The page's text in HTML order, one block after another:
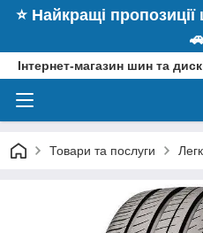
⭐️ Найкращі пропозиції
Інтернет-магазин шин та
Товари та послуги